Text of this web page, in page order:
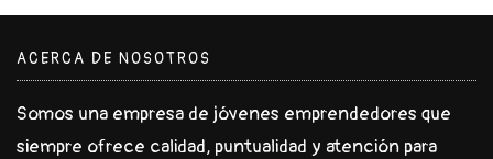
ACERCA DE NOSOTROS
Somos una empresa de jóvenes emprendedores que
siempre ofrece calidad, puntualidad y atención para